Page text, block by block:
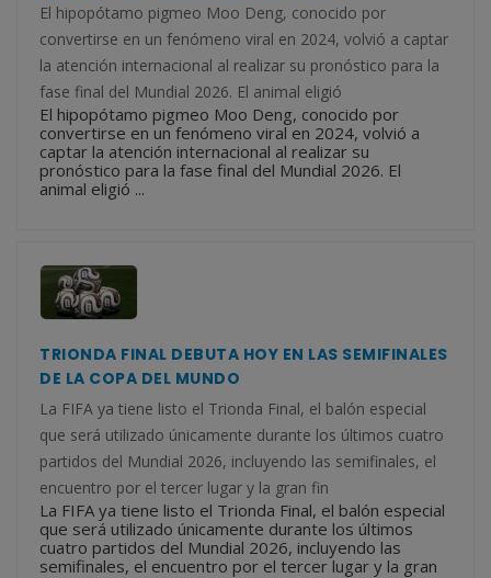
El hipopótamo pigmeo Moo Deng, conocido por
convertirse en un fenómeno viral en 2024, volvió a captar
la atención internacional al realizar su pronóstico para la
fase final del Mundial 2026. El animal eligió
El hipopótamo pigmeo Moo Deng, conocido por
convertirse en un fenómeno viral en 2024, volvió a
captar la atención internacional al realizar su
pronóstico para la fase final del Mundial 2026. El
animal eligió ...
TRIONDA FINAL DEBUTA HOY EN LAS SEMIFINALES
DE LA COPA DEL MUNDO
La FIFA ya tiene listo el Trionda Final, el balón especial
que será utilizado únicamente durante los últimos cuatro
partidos del Mundial 2026, incluyendo las semifinales, el
encuentro por el tercer lugar y la gran fin
La FIFA ya tiene listo el Trionda Final, el balón especial
que será utilizado únicamente durante los últimos
cuatro partidos del Mundial 2026, incluyendo las
semifinales, el encuentro por el tercer lugar y la gran